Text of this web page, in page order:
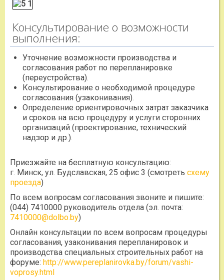
Консультирование о возможности
выполнения:
Уточнение возможности производства и
согласования работ по перепланировке
(переустройства).
Консультирование о необходимой процедуре
согласования (узаконивания).
Определение ориентировочных затрат заказчика
и сроков на всю процедуру и услуги сторонних
организаций (проектирование, технический
надзор и др.).
Приезжайте на бесплатную консультацию:
г. Минск, ул. Будславская, 25 офис 3 (смотреть схему
проезда)
По всем вопросам согласования звоните и пишите:
(044) 7410000 руководитель отдела (эл. почта:
7410000@dolbo.by)
Онлайн консультации по всем вопросам процедуры
согласования, узаконивания перепланировок и
производства специальных строительных работ на
форуме: http://www.pereplanirovka.by/forum/vashi-
voprosy.html